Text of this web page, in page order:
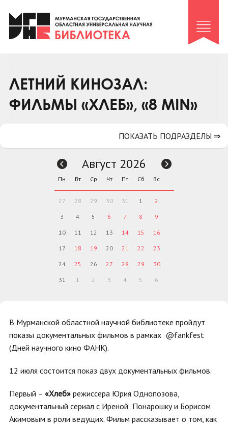
Клуб «Гиря и сельдерей»
Клуб «Семейный архив»
Коллегам
Контакты
ЛЕТНИЙ КИНОЗАЛ:
ФИЛЬМЫ «ХЛЕБ», «8 MIN»
В Мурманской областной научной библиотеке пройдут
показы документальных фильмов в рамках @fankfest
(Дней научного кино ФАНК).
12 июля состоится показ двух документальных фильмов.
Первый – «Хлеб» режиссера Юрия Однопозова,
документальный сериал с Иреной Понарошку и Борисом
Акимовым в роли ведущих. Фильм рассказывает о том, как
ПОКАЗАТЬ ПОДРАЗДЕЛЫ ⇒
Август 2026
Пн Вт Ср Чт Пт Сб Вс
27 28 29 30 31 1 2
3 4 5 6 7 8 9
10 11 12 13 14 15 16
17 18 19 20 21 22 23
24 25 26 27 28 29 30
31 1 2 3 4 5 6